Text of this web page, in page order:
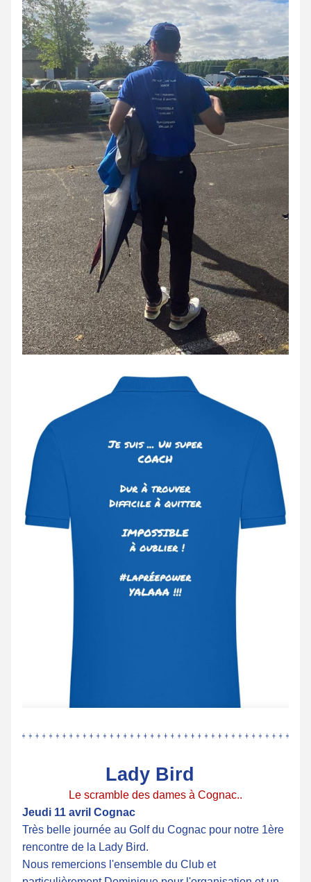
Lady Bird
Le scramble des dames à Cognac..
Jeudi 11 avril Cognac
Très belle journée au Golf du Cognac pour notre 1ère
rencontre de la Lady Bird.
Nous remercions l'ensemble du Club et